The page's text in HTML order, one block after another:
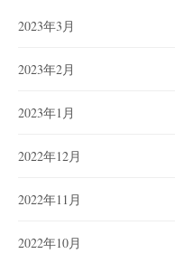
2023年3月
2023年2月
2023年1月
2022年12月
2022年11月
2022年10月